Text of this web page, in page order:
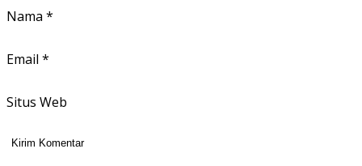
Nama *
Email *
Situs Web